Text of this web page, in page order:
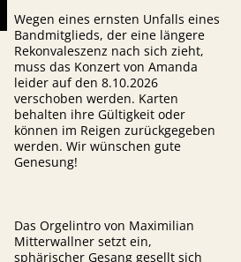
Wegen eines ernsten Unfalls eines
Bandmitglieds, der eine längere
Rekonvaleszenz nach sich zieht,
muss das Konzert von Amanda
leider auf den 8.10.2026
verschoben werden. Karten
behalten ihre Gültigkeit oder
können im Reigen zurückgegeben
werden. Wir wünschen gute
Genesung!
Das Orgelintro von Maximilian
Mitterwallner setzt ein,
sphärischer Gesang gesellt sich